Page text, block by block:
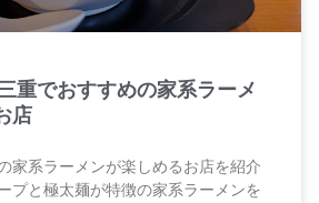
重でおすすめの家系ラーメ
店
家系ラーメンが楽しめるお店を紹介
プと極太麺が特徴の家系ラーメンを